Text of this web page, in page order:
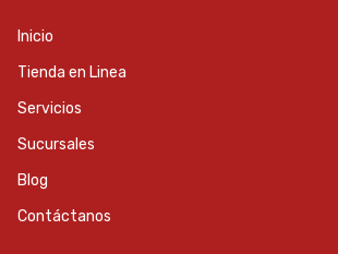
Inicio
Tienda en Linea
Servicios
Sucursales
Blog
Contáctanos